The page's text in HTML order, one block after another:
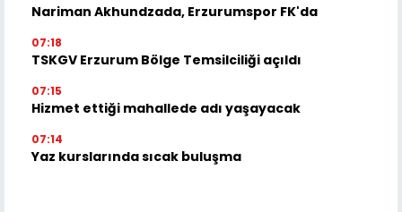
Nariman Akhundzada, Erzurumspor FK'da
07:18
TSKGV Erzurum Bölge Temsilciliği açıldı
07:15
Hizmet ettiği mahallede adı yaşayacak
07:14
Yaz kurslarında sıcak buluşma